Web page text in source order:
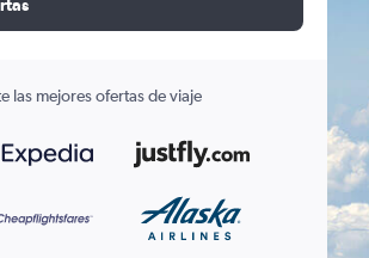
las mejores ofertas de viaje